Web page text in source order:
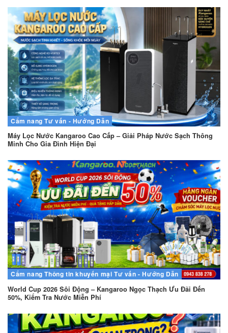
Cẩm nang Tư vấn - Hướng Dẫn
Máy Lọc Nước Kangaroo Cao Cấp – Giải Pháp Nước Sạch Thông
Minh Cho Gia Đình Hiện Đại
Cẩm nang Thông tin khuyến mại Tư vấn - Hướng Dẫn
World Cup 2026 Sôi Động – Kangaroo Ngọc Thạch Ưu Đãi Đến
50%, Kiểm Tra Nước Miễn Phí